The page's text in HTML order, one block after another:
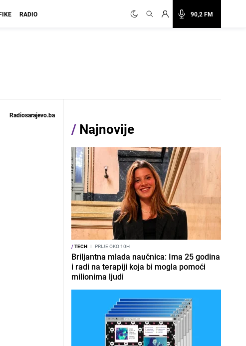
90,2 FM
RADIO
Radiosarajevo.ba
/ Najnovije
/TECH I PRIJE OKO 10H
Briljantna mlada naučnica: Ima 25 godina
i radi na terapiji koja bi mogla pomoći
milionima ljudi